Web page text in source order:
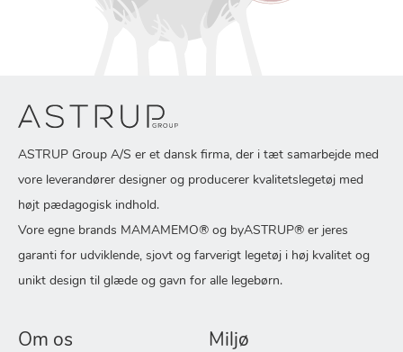
ASTRUP Group A/S er et dansk firma, der i tæt samarbejde med
vore leverandører designer og producerer kvalitetslegetøj med
højt pædagogisk indhold.
Vore egne brands MAMAMEMO® og byASTRUP® er jeres
garanti for udviklende, sjovt og farverigt legetøj i høj kvalitet og
unikt design til glæde og gavn for alle legebørn.
Om os Miljø